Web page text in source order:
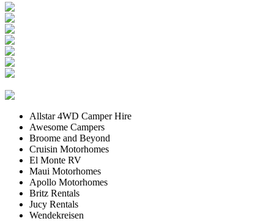
Allstar 4WD Camper Hire
Awesome Campers
Broome and Beyond
Cruisin Motorhomes
El Monte RV
Maui Motorhomes
Apollo Motorhomes
Britz Rentals
Jucy Rentals
Wendekreisen